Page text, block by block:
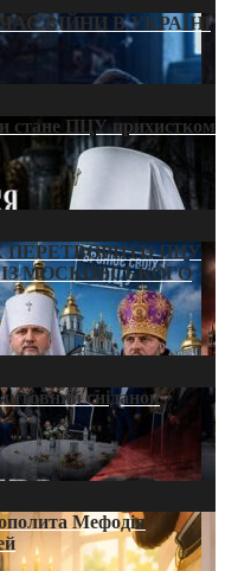
ВІЙНИ В УКРАЇНІ
стане ПЦУ прихистком
ПЕРЕТВОРИТИ ПЦУ
МОСКОВСЬКОГО
сніданок
Мефодія